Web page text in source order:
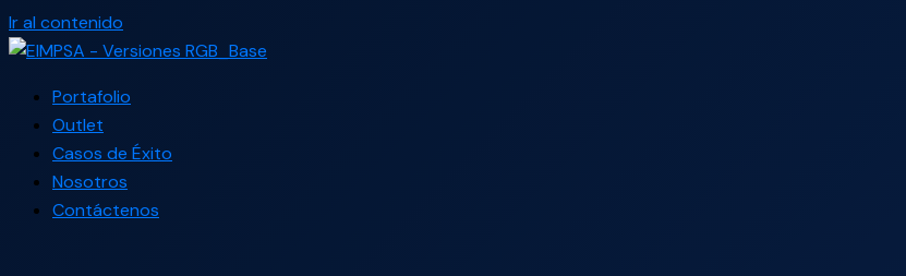
Ir al contenido
Portafolio
Outlet
Casos de Éxito
Nosotros
Contáctenos